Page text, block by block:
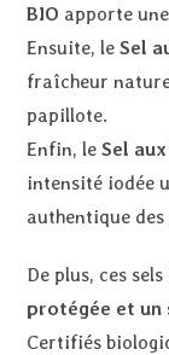
BIO apporte
Ensuite, leSel
fraîcheur
papillote.
Enfin, leSel
intensité iodée
authentique
De plus, ces sels
protégée et
Certifiés